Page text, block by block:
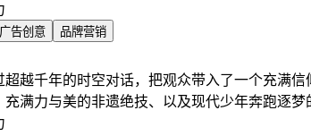
广告创意 品牌营销
越千年的时空对话，把观众带入了一个充满
满力与美的非遗绝技、以及现代少年奔跑逐